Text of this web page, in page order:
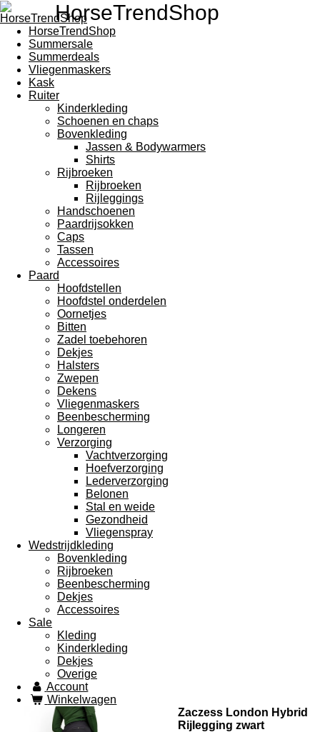
HorseTrendShop
HorseTrendShop
Summersale
Summerdeals
Vliegenmaskers
Kask
Ruiter
Kinderkleding
Schoenen en chaps
Bovenkleding
Jassen & Bodywarmers
Shirts
Rijbroeken
Rijbroeken
Rijleggings
Handschoenen
Paardrijsokken
Caps
Tassen
Accessoires
Paard
Hoofdstellen
Hoofdstel onderdelen
Oornetjes
Bitten
Zadel toebehoren
Dekjes
Halsters
Zwepen
Dekens
Vliegenmaskers
Beenbescherming
Longeren
Verzorging
Vachtverzorging
Hoefverzorging
Lederverzorging
Belonen
Stal en weide
Gezondheid
Vliegenspray
Wedstrijdkleding
Bovenkleding
Rijbroeken
Beenbescherming
Dekjes
Accessoires
Sale
Kleding
Kinderkleding
Dekjes
Overige
Account
Winkelwagen
Zaczess London Hybrid
Rijlegging zwart